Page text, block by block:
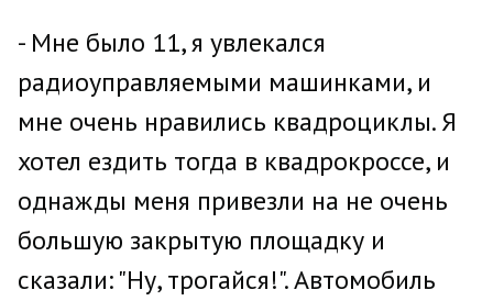
- Мне было 11, я увлекался
радиоуправляемыми машинками, и
мне очень нравились квадроциклы. Я
хотел ездить тогда в квадрокроссе, и
однажды меня привезли на не очень
большую закрытую площадку и
сказали: "Ну, трогайся!". Автомобиль